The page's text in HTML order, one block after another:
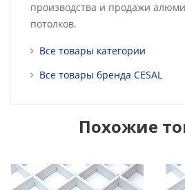
производства и продажи
потолков.
Все товары категории
Все товары бренда CESAL
Похожие